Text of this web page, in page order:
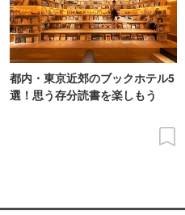
都内・東京近郊のブックホテル5
選！思う存分読書を楽しもう